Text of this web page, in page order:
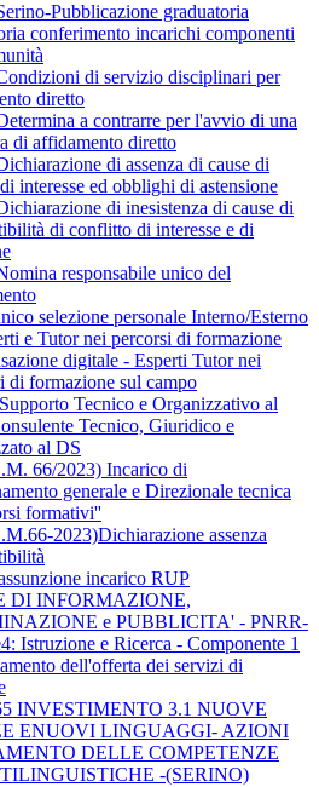
Pubblicazione graduatoria
conferimento incarichi componenti
di servizio disciplinari per
diretto
a contrarre per l'avvio di una
di affidamento diretto
di assenza di cause di
interesse ed obblighi di astensione
di inesistenza di cause di
di conflitto di interesse e di
responsabile unico del
selezione personale Interno/Esterno
e Tutor nei percorsi di formazione
digitale - Esperti Tutor nei
di formazione sul campo
Tecnico e Organizzativo al
Tecnico, Giuridico e
al DS
66/2023) Incarico di
generale e Direzionale tecnica
formativi''
2023)Dichiarazione assenza
incarico RUP
DI INFORMAZIONE,
e PUBBLICITA' - PNRR-
Istruzione e Ricerca - Componente 1
dell'offerta dei servizi di
INVESTIMENTO 3.1 NUOVE
ENUOVI LINGUAGGI- AZIONI
DELLE COMPETENZE
-(SERINO)